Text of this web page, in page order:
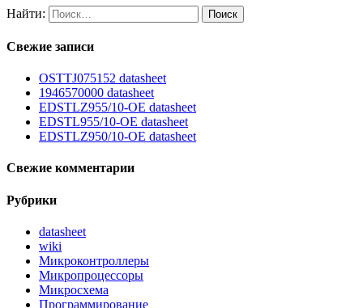
Найти:
Свежие записи
OSTTJ075152 datasheet
1946570000 datasheet
EDSTLZ955/10-OE datasheet
EDSTL955/10-OE datasheet
EDSTLZ950/10-OE datasheet
Свежие комментарии
Рубрики
datasheet
wiki
Микроконтроллеры
Микропроцессоры
Микросхема
Программирование